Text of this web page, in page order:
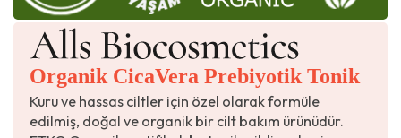
Organik CicaVera Prebiyotik Tonik
Kuru ve hassas ciltler için özel olarak formüle
edilmiş, doğal ve organik bir cilt bakım ürünüdür.